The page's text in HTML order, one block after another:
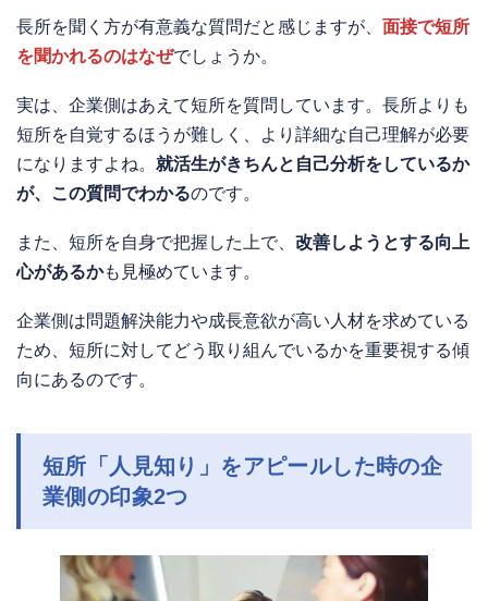
長所を聞く方が有意義な質問だと感じますが、 面接で短所
を聞かれるのはなぜでしょうか。
実は、企業側はあえて短所を質問しています。長所よりも
短所を自覚するほうが難しく、より詳細な自己理解が必要
になりますよね。 就活生がきちんと自己分析をしているか
が、この質問でわかるのです。
また、短所を自身で把握した上で、 改善しようとする向上
心があるかも見極めています。
企業側は問題解決能力や成長意欲が高い人材を求めている
ため、短所に対してどう取り組んでいるかを重要視する傾
向にあるのです。
短所「人見知り」をアピールした時の企
業側の印象2つ